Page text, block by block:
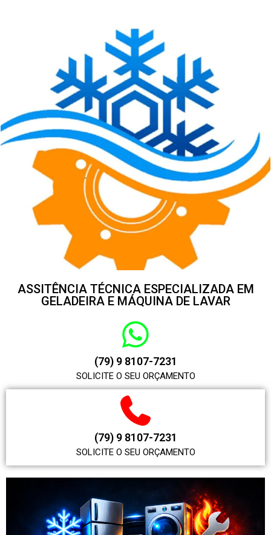
ASSITÊNCIA TÉCNICA ESPECIALIZADA EM
GELADEIRA E MÁQUINA DE LAVAR
(79) 9 8107-7231
SOLICITE O SEU ORÇAMENTO
(79) 9 8107-7231
SOLICITE O SEU ORÇAMENTO